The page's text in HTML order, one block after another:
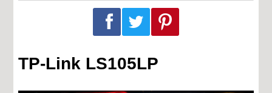
Podeli na Facebook-u Podeli na Twitter-u Podeli na Pinterest-u
TP-Link LS105LP